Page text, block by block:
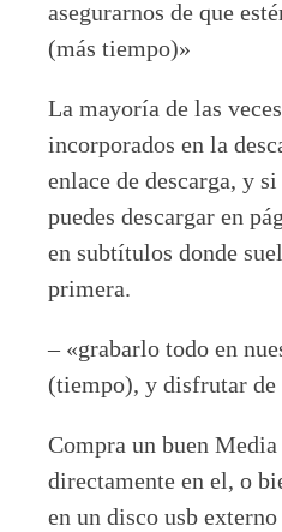
asegurarnos de que
(más tiempo)»
La mayoría de las
incorporados en la
enlace de descarga, y
puedes descargar en
en subtítulos donde
primera.
– «grabarlo todo en
(tiempo), y disfrutar de
Compra un buen
directamente en el, o
en un disco usb